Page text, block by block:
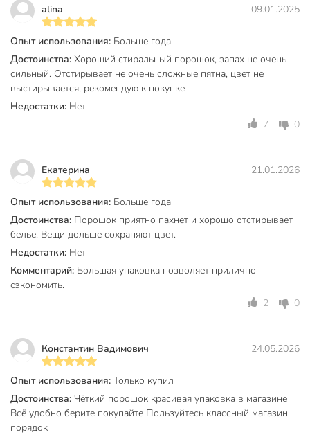
нашем интернет-магазине в Нижнем Новгороде по низким
ценам и с бесплатным самовывозом.
Техническая информация
Вес, кг
4 кг
Бренд
Назначение
для цветного
тканей
Особенности
Тип стирки
Количество стирок
Модель
Габариты упаковки
25 x 20 x 15 см
alina 09.01.2025
Опыт использования: Больше года
Достоинства: Хороший стиральный порошок, запах не очень
сильный. Отстирывает не очень сложные пятна, цвет не
выстирывается, рекомендую к покупке
Недостатки: Нет
7
0
Екатерина 21.01.2026
Опыт использования: Больше года
Достоинства: Порошок приятно пахнет и хорошо отстирывает
белье. Вещи дольше сохраняют цвет.
Недостатки: Нет
Комментарий: Большая упаковка позволяет прилично
сэкономить.
2
0
Константин Вадимович 24.05.2026
Опыт использования: Только купил
Достоинства: Чёткий порошок красивая упаковка в магазине
Всё удобно берите покупайте Пользуйтесь классный магазин
порядок